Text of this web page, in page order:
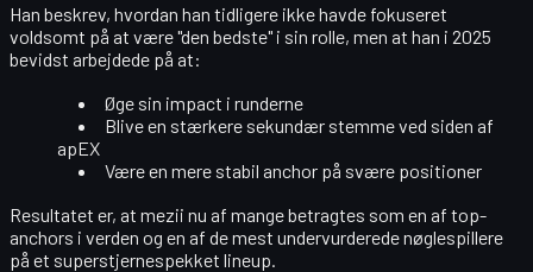
Han beskrev, hvordan han tidligere ikke havde fokuseret
voldsomt på at være"den bedste" i sin rolle, men at han i 2025
bevidst arbejdede på at:
Øge sin impact i runderne
Blive en stærkere sekundær stemmeved siden af
apEX
Være en mere stabil anchor på svære positioner
Resultatet er, at mezii nu af mange betragtes som en af top-
anchors i verden og en af de mest undervurderede nøglespillere
på et superstjernespekket lineup.